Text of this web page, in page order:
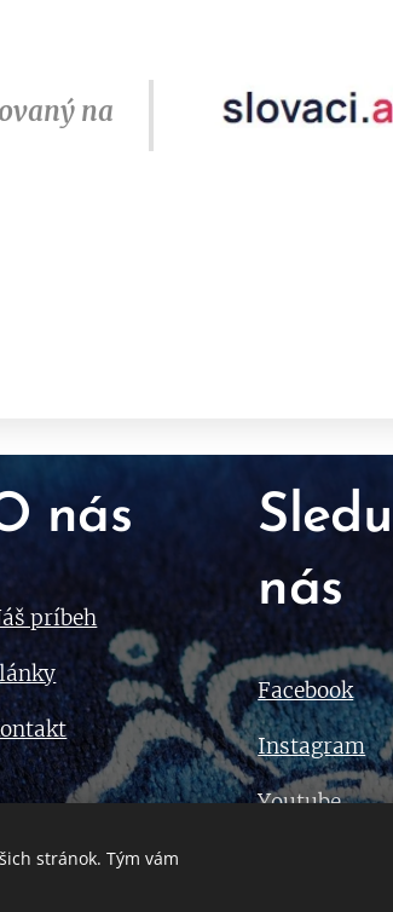
na
nás
príbeh
nás
Facebook
Instagram
Youtube
stránok. Tým vám